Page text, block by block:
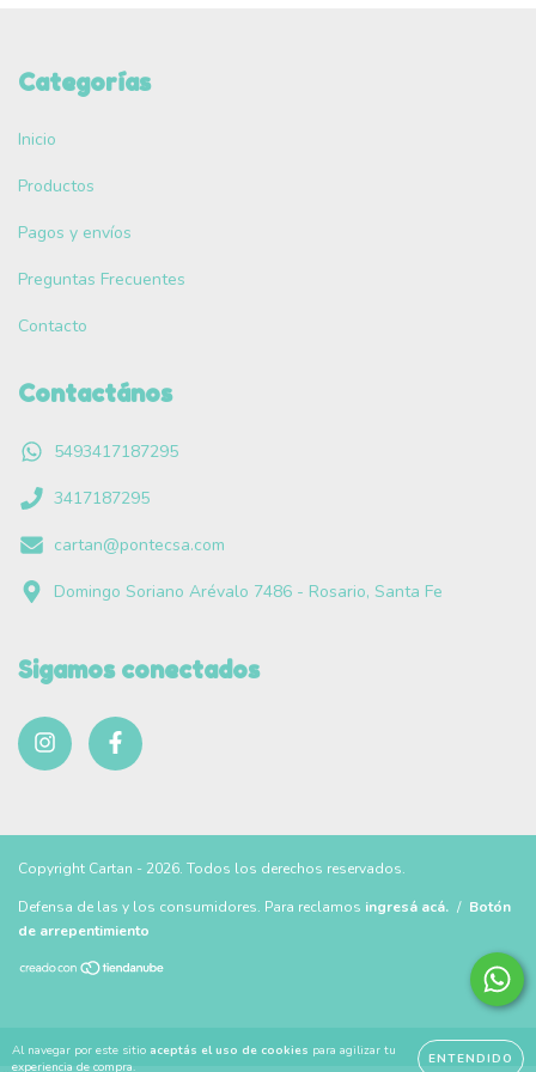
Al navegar por este sitio aceptás el uso de cookies para agilizar tu
experiencia de compra.
ENTENDIDO
Categorías
Inicio
Productos
Pagos y envíos
Preguntas Frecuentes
Contacto
Contactános
5493417187295
3417187295
cartan@pontecsa.com
Domingo Soriano Arévalo 7486 - Rosario, Santa Fe
Sigamos conectados
Copyright Cartan - 2026. Todos los derechos reservados.
Defensa de las y los consumidores. Para reclamos ingresá acá. / Botón
de arrepentimiento